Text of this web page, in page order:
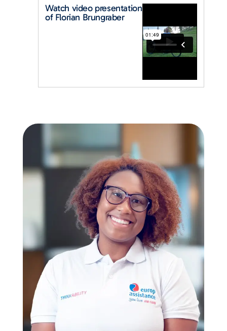
Watch video presentation
of Florian Brungraber